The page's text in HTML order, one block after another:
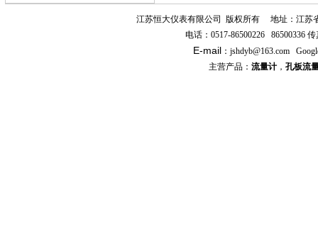
江苏恒大仪表有限公司 版权所有
地址：江苏
电话： 0517-86500226 86500336 传
E-mail ： jshdyb@163.com
主营产品： 流量计， 孔板流